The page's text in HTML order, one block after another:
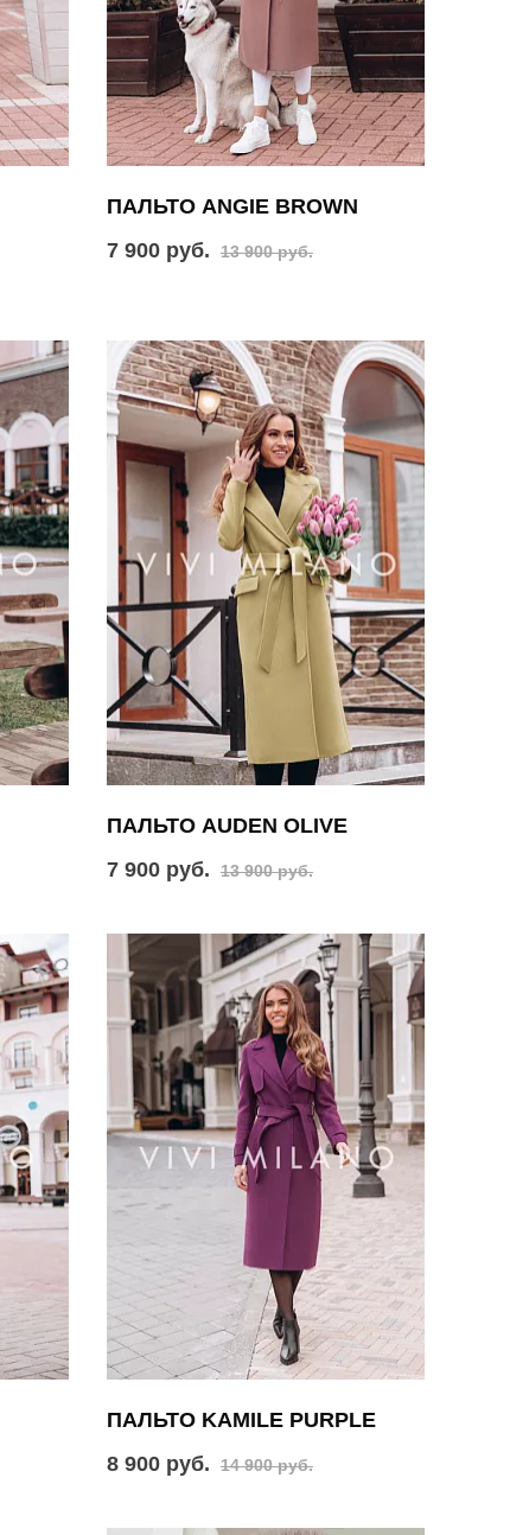
ПАЛЬТО ANGIE BROWN
7 900 руб.
13 900 руб.
ПАЛЬТО AUDEN OLIVE
7 900 руб.
13 900 руб.
ПАЛЬТО KAMILE PURPLE
8 900 руб.
14 900 руб.